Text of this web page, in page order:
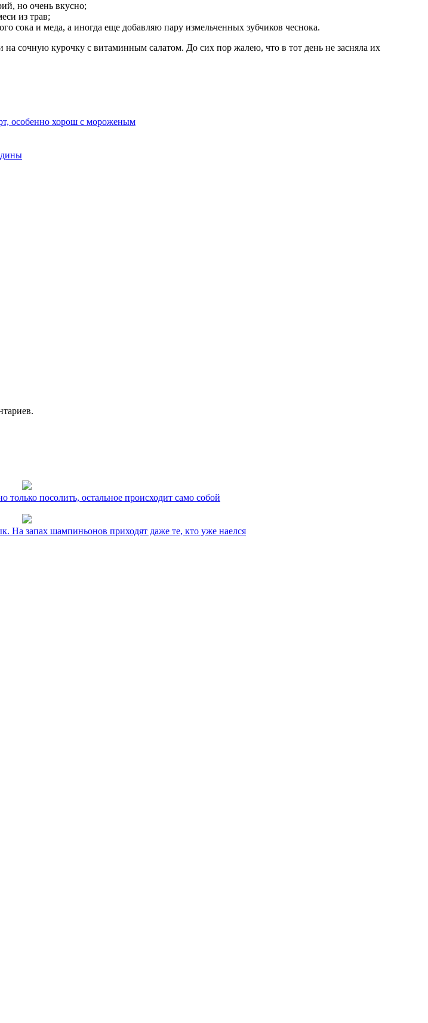
но очень вкусно;
из трав;
сока и меда, а иногда еще добавляю пару измельченных зубчиков чеснока.
на сочную курочку с витаминным салатом. До сих пор жалею, что в тот день не засняла их
особенно хорош с мороженым
посолить, остальное происходит само собой
На запах шампиньонов приходят даже те, кто уже наелся